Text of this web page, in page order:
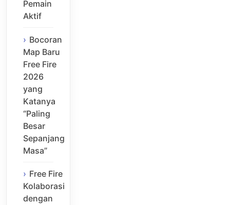
Pemain
Aktif
Bocoran
Map Baru
Free Fire
2026
yang
Katanya
“Paling
Besar
Sepanjang
Masa”
Free Fire
Kolaborasi
dengan